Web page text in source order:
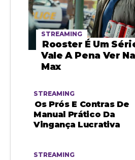
STREAMING
Rooster É Um
Vale A Pena Ver
Max
STREAMING
Os Prós E Contras De
Manual Prático Da
Vingança Lucrativa
STREAMING